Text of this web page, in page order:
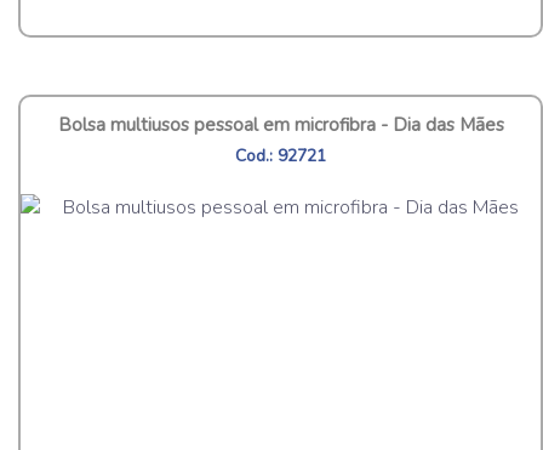
Bolsa multiusos pessoal em microfibra - Dia das Mães
Cod.: 92721